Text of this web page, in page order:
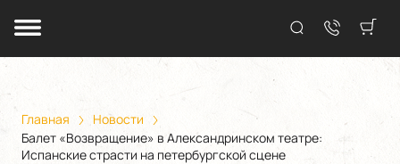
Главная
Новости
Балет «Возвращение» в Александринском театре:
Испанские страсти на петербургской сцене